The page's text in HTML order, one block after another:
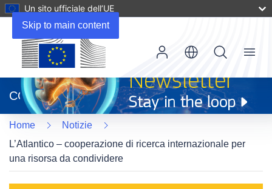
Skip to main content
Un sito ufficiale dell’UE
apre
in
una
nuova
finestra)
CORDIS
Menu
Home
Notizie
L’Atlantico – cooperazione di ricerca internazionale per
una risorsa da condividere